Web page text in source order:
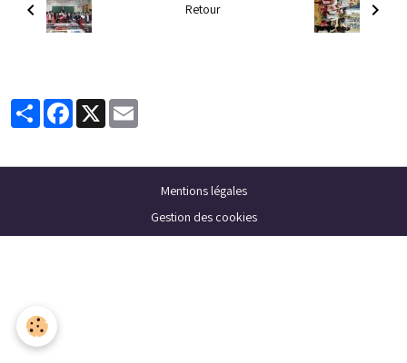
Retour
PartagerFacebook
X
Mentions légales
Gestion des cookies